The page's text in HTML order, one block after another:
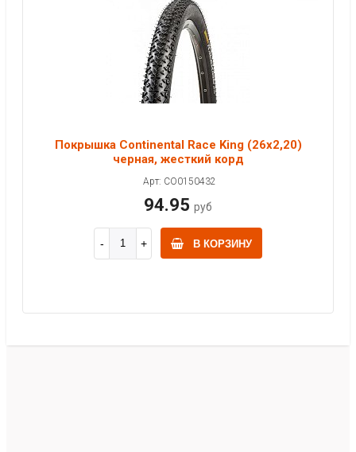
Покрышка Continental Race King (26x2,20)
черная, жесткий корд
Арт: CO0150432
94.95 руб
В КОРЗИНУ